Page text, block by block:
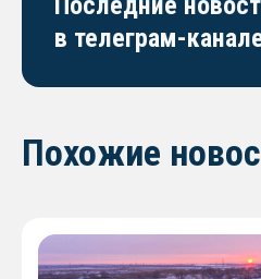
в телеграм-
Похожие